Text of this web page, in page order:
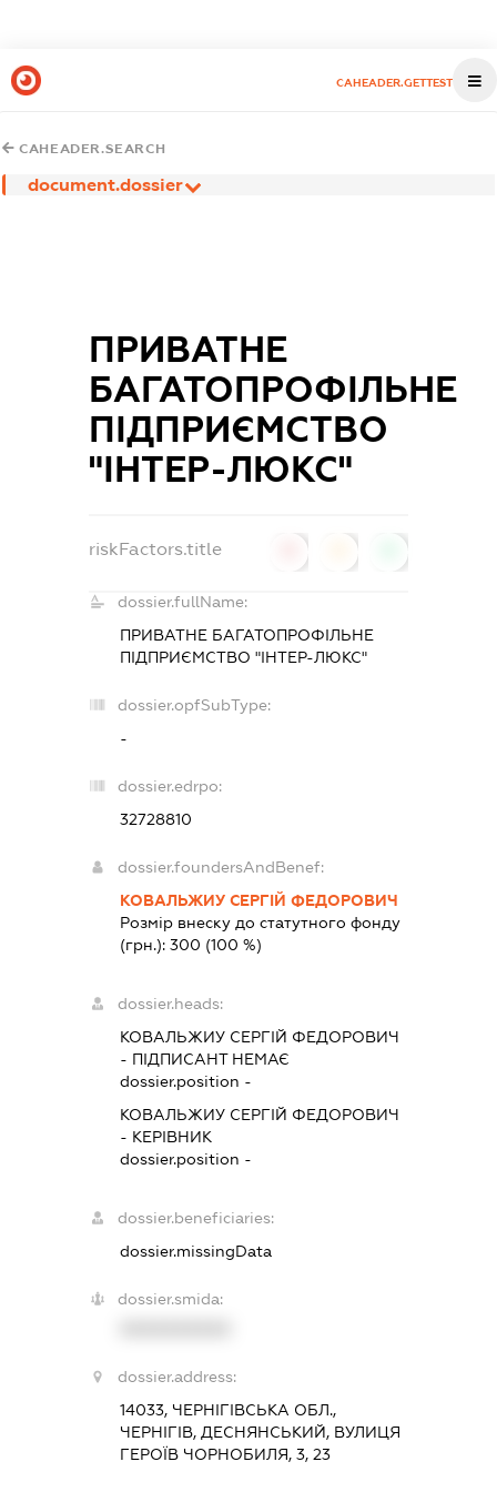
CAHEADER.GETTEST
CAHEADER.SEARCH
document.dossier
ПРИВАТНЕ
БАГАТОПРОФІЛЬНЕ
ПІДПРИЄМСТВО
"ІНТЕР-ЛЮКС"
riskFactors.title
dossier.fullName:
ПРИВАТНЕ БАГАТОПРОФІЛЬНЕ
ПІДПРИЄМСТВО "ІНТЕР-ЛЮКС"
dossier.opfSubType:
-
dossier.edrpo:
32728810
dossier.foundersAndBenef:
КОВАЛЬЖИУ СЕРГІЙ ФЕДОРОВИЧ
Розмір внеску до статутного фонду
(грн.): 300 (100 %)
dossier.heads:
КОВАЛЬЖИУ СЕРГІЙ ФЕДОРОВИЧ
- ПІДПИСАНТНЕМАЄ
dossier.position -
КОВАЛЬЖИУ СЕРГІЙ ФЕДОРОВИЧ
- КЕРІВНИК
dossier.position -
dossier.beneficiaries:
dossier.missingData
dossier.smida:
dossier.address:
14033, ЧЕРНІГІВСЬКА ОБЛ.,
ЧЕРНІГІВ, ДЕСНЯНСЬКИЙ, ВУЛИЦЯ
ГЕРОЇВ ЧОРНОБИЛЯ, 3, 23